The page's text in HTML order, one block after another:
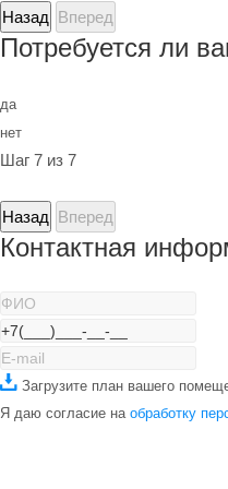
Назад Вперед
Потребуется ли
да
нет
Шаг 7 из 7
Назад Вперед
Контактная
Загрузите план вашего
Я даю согласие на обработку